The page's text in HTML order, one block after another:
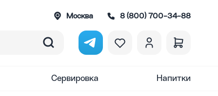
Москва 8 (800) 700-34-88
Сервировка Напитки